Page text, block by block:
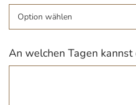
An welchen Tagen kannst